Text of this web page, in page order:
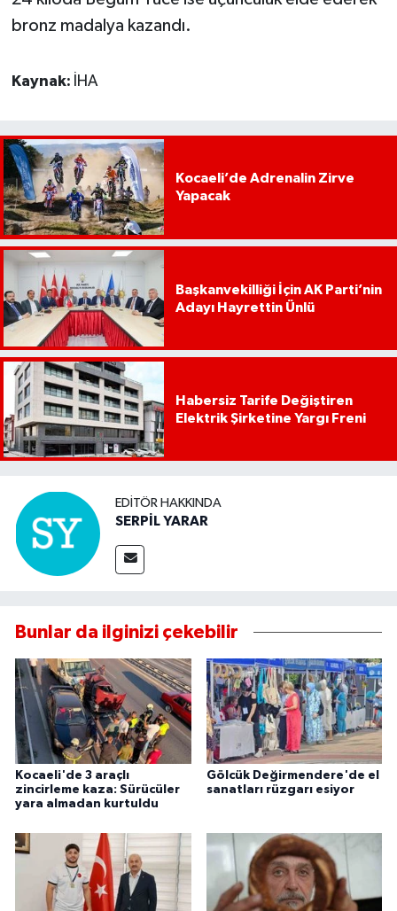
bronz madalya kazandı.
Kaynak: İHA
Kocaeli’de Adrenalin Zirve
Yapacak
Başkanvekilliği İçin AK Parti’nin
Adayı Hayrettin Ünlü
Habersiz Tarife Değiştiren
Elektrik Şirketine Yargı Freni
EDITÖR HAKKINDA
SERPİL YARAR
Bunlar da ilginizi çekebilir
Kocaeli'de 3 araçlı
zincirleme kaza: Sürücüler
yara almadan kurtuldu
Gölcük Değirmendere'de el
sanatları rüzgarı esiyor